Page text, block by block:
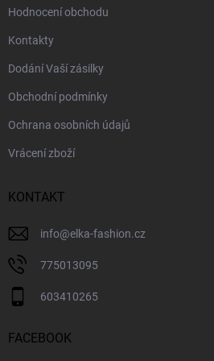
Hodnocení obchodu
Kontakty
Dodání Vaší zásilky
Obchodní podmínky
Ochrana osobních údajů
Vrácení zboží
KONTAKT
info@elka-fashion.cz
775013095
603410265
FACEBOOK